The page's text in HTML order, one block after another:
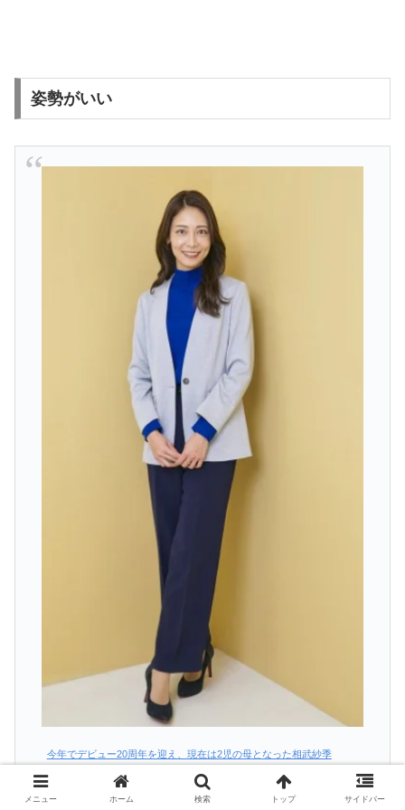
姿勢がいい
今年でデビュー20周年を迎え、現在は2児の母となった相武紗季
メニュー ホーム 検索 トップ サイドバー